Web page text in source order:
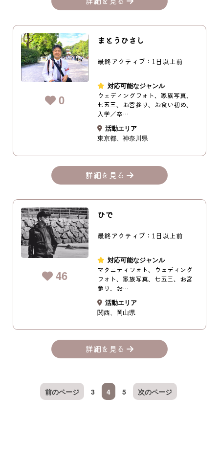
0
まとうひさし
最終アクティブ：1日以上前
対応可能なジャンル
ウェディングフォト、家族写真、
七五三、お宮参り、お食い初め、
入学／卒…
活動エリア
東京都
神奈川県
詳細を見る
46
ひで
最終アクティブ：1日以上前
対応可能なジャンル
マタニティフォト、ウェディング
フォト、家族写真、七五三、お宮
参り、お…
活動エリア
関西
岡山県
詳細を見る
前のページ 3 4 5 次のページ